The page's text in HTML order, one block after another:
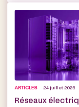
ARTICLES 24 juillet 2026
Réseaux